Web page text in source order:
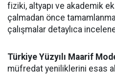
fiziki, altyapı ve akademik
çalmadan önce
çalışmalar detaylıca
Türkiye Yüzyılı Maarif
müfredat yeniliklerini esas